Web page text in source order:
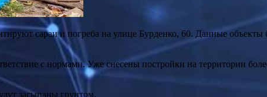
сараи и погреба на улице Бурденко, 60. Данные объекты
с нормами. Уже снесены постройки на территории
засыпаны грунтом.